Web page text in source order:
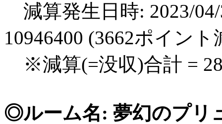
減算発生日時: 2023/
10946400 (3662ポイント
※減算(=没収)合計 =
◎ルーム名: 夢幻のプリ